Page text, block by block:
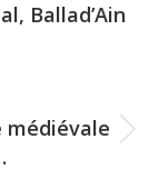
Ballad’Ain
médiévale